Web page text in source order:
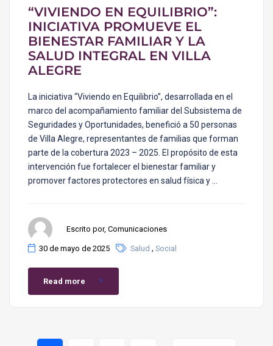
“VIVIENDO EN EQUILIBRIO”:
INICIATIVA PROMUEVE EL
BIENESTAR FAMILIAR Y LA
SALUD INTEGRAL EN VILLA
ALEGRE
La iniciativa “Viviendo en Equilibrio”, desarrollada en el
marco del acompañamiento familiar del Subsistema de
Seguridades y Oportunidades, benefició a 50 personas
de Villa Alegre, representantes de familias que forman
parte de la cobertura 2023 – 2025. El propósito de esta
intervención fue fortalecer el bienestar familiar y
promover factores protectores en salud física y …
Escrito por, Comunicaciones
30 de mayo de 2025 Salud , Social
Read more